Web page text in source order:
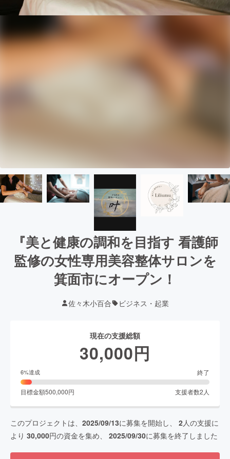
『美と健康の調和を目指す 看護師
監修の女性専用美容整体サロンを
箕面市にオープン！
佐々木小百合 ビジネス・起業
現在の支援総額
30,000円
6%達成 終了
目標金額500,000円 支援者数2 人
このプロジェクトは、 2025/09/13に募集を開始し、 2人の支援に
より 30,000円の資金を集め、 2025/09/30に募集を終了しました